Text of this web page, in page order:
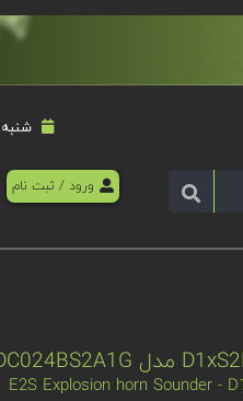
شنبه 17 مرداد 1405
ورود / ثبت نام
E2S Explosion horn Sounder -